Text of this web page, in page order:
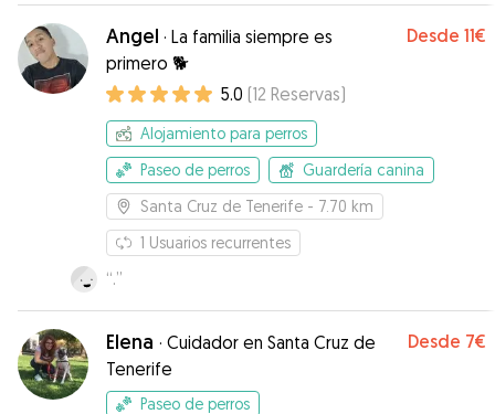
Angel · La familia siempre es
primero 🐕
Desde 11€
5.0 (12 Reservas)
Alojamiento para perros
Paseo de perros
Guardería canina
Santa Cruz de Tenerife - 7.70 km
1 Usuarios recurrentes
“.”
Elena · Cuidador en Santa Cruz de
Tenerife
Desde 7€
Paseo de perros